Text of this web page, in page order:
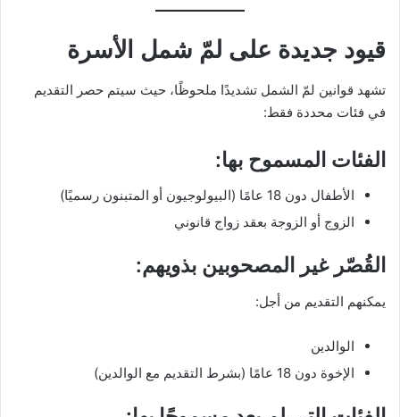
قيود جديدة على لمّ شمل الأسرة
تشهد قوانين لمّ الشمل تشديدًا ملحوظًا، حيث سيتم حصر التقديم
في فئات محددة فقط:
الفئات المسموح بها:
الأطفال دون 18 عامًا (البيولوجيون أو المتبنون رسميًا)
الزوج أو الزوجة بعقد زواج قانوني
القُصّر غير المصحوبين بذويهم:
يمكنهم التقديم من أجل:
الوالدين
الإخوة دون 18 عامًا (بشرط التقديم مع الوالدين)